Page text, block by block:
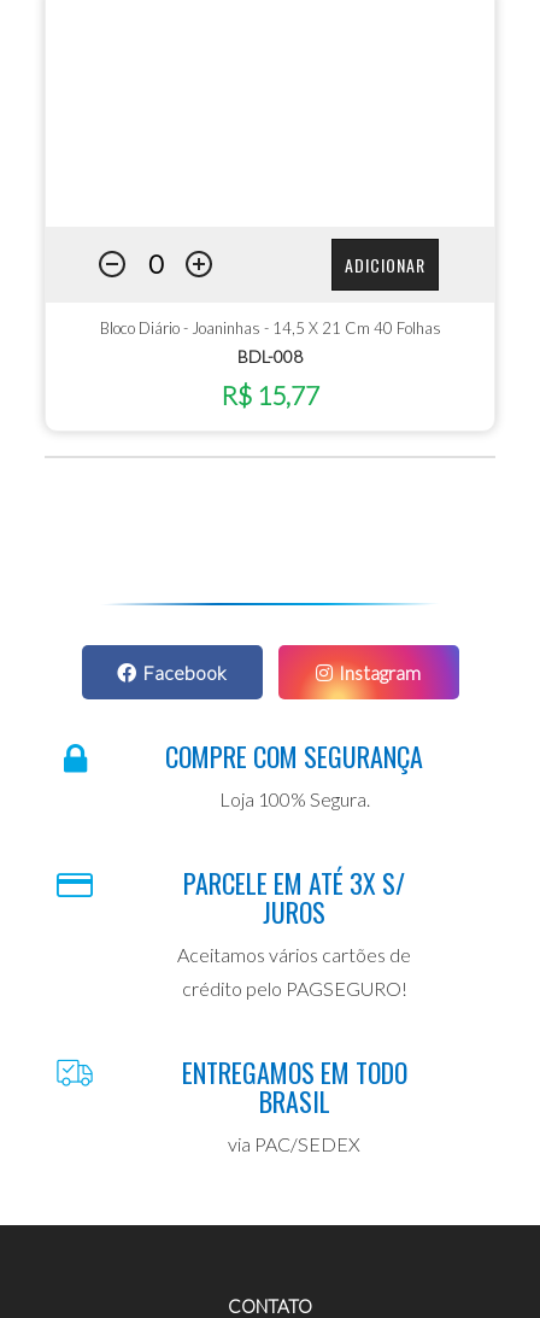
ADICIONAR
Bloco Diário - Joaninhas - 14,5 X 21 Cm 40 Folhas
BDL-008
R$ 15,77
Facebook Instagram
COMPRE COM SEGURANÇA
Loja 100% Segura.
PARCELE EM ATÉ 3X S/
JUROS
Aceitamos vários cartões de
crédito pelo PAGSEGURO!
ENTREGAMOS EM TODO
BRASIL
via PAC/SEDEX
CONTATO